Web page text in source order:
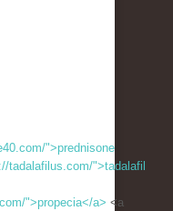
">prednisone
tadalafilus.com/">tadalafil
">propecia</a> <a